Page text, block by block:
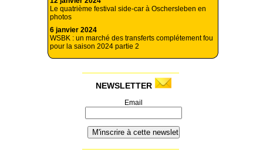
Le quatrième festival side-car à Oschersleben en
photos
6 janvier 2024
WSBK : un marché des transferts complétement fou
pour la saison 2024 partie 2
NEWSLETTER
Email